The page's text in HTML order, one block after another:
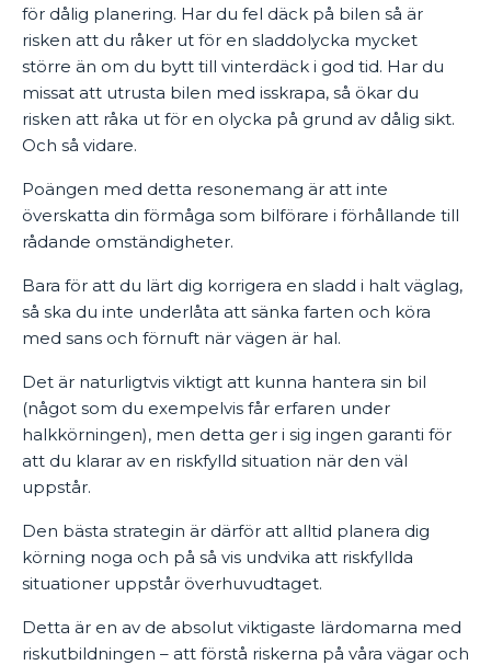
för dålig planering. Har du fel däck på bilen så är
risken att du råker ut för en sladdolycka mycket
större än om du bytt till vinterdäck i god tid. Har du
missat att utrusta bilen med isskrapa, så ökar du
risken att råka ut för en olycka på grund av dålig sikt.
Och så vidare.
Poängen med detta resonemang är att inte
överskatta din förmåga som bilförare i förhållande till
rådande omständigheter.
Bara för att du lärt dig korrigera en sladd i halt väglag,
så ska du inte underlåta att sänka farten och köra
med sans och förnuft när vägen är hal.
Det är naturligtvis viktigt att kunna hantera sin bil
(något som du exempelvis får erfaren under
halkkörningen), men detta ger i sig ingen garanti för
att du klarar av en riskfylld situation när den väl
uppstår.
Den bästa strategin är därför att alltid planera dig
körning noga och på så vis undvika att riskfyllda
situationer uppstår överhuvudtaget.
Detta är en av de absolut viktigaste lärdomarna med
riskutbildningen – att förstå riskerna på våra vägar och